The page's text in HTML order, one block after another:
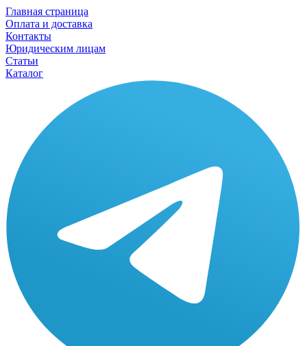
Главная страница
Оплата и доставка
Контакты
Юридическим лицам
Статьи
Каталог